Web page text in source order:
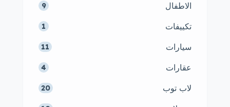
الاطفال 9
تكييفات 1
سيارات 11
عقارات 4
لاب توب 20